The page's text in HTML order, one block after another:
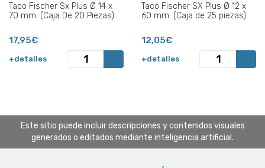
Taco Fischer Sx Plus Ø 14 x
70 mm. (Caja De 20 Piezas).
17,95€
+detalles
Taco Fischer SX Plus Ø 12 x
60 mm. (Caja de 25 piezas).
12,05€
+detalles
Este sitio puede incluir descripciones y contenidos visuales
generados o editados mediante inteligencia artificial.